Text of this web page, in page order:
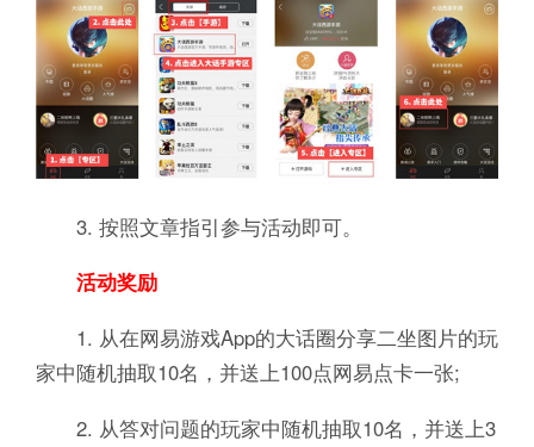
3. 按照文章指引参与活动即可。
活动奖励
1. 从在网易游戏App的大话圈分享二坐图片的玩
家中随机抽取10名，并送上100点网易点卡一张;
2. 从答对问题的玩家中随机抽取10名，并送上3